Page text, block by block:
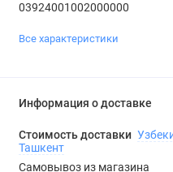
03924001002000000
Все характеристики
Информация о доставке
Стоимость доставки
Ташкент
Самовывоз из магазина